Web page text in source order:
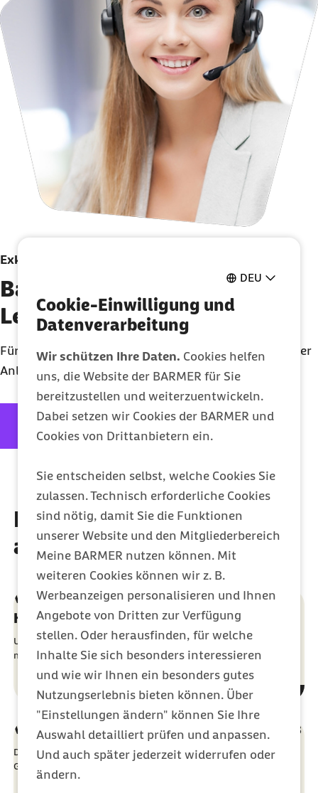
DEU
Cookie-Einwilligung und
Datenverarbeitung
Wir schützen Ihre Daten. Cookies helfen
uns, die Website der BARMER für Sie
bereitzustellen und weiterzuentwickeln.
Dabei setzen wir Cookies der BARMER und
Cookies von Drittanbietern ein.
Sie entscheiden selbst, welche Cookies Sie
zulassen. Technisch erforderliche Cookies
sind nötig, damit Sie die Funktionen
unserer Website und den Mitgliederbereich
Meine BARMER nutzen können. Mit
weiteren Cookies können wir z. B.
Werbeanzeigen personalisieren und Ihnen
Angebote von Dritten zur Verfügung
stellen. Oder herausfinden, für welche
Inhalte Sie sich besonders interessieren
und wie wir Ihnen ein besonders gutes
Nutzungserlebnis bieten können. Über
"Einstellungen ändern" können Sie Ihre
Auswahl detailliert prüfen und anpassen.
Und auch später jederzeit widerrufen oder
ändern.
Exklusive Beratung
Barmer Telefon für
Leistungserbringer
Für eine fachliche Beratung und schnelle Klärung Ihrer
Anliegen. Bitte halten Sie IK oder Arztnummer bereit.
externer Link:
0202 568 333 0606
Rückrufservice
KIM-Service
Diese Artikel könnten Sie
auch interessieren
Verträge zur Versorgung mit
Hebammenhilfe
Um als Geburtshaus Hebammenleistungen abrechnen zu können,
müssen bestimmte Voraussetzungen erfüllt sein.
Vertrag zur Hebammenhilfe im Geburtshaus
Der Ergänzungsvertrag regelt Hebammenleistungen im
Geburtshaus. Hier finden Sie weitere Informationen.